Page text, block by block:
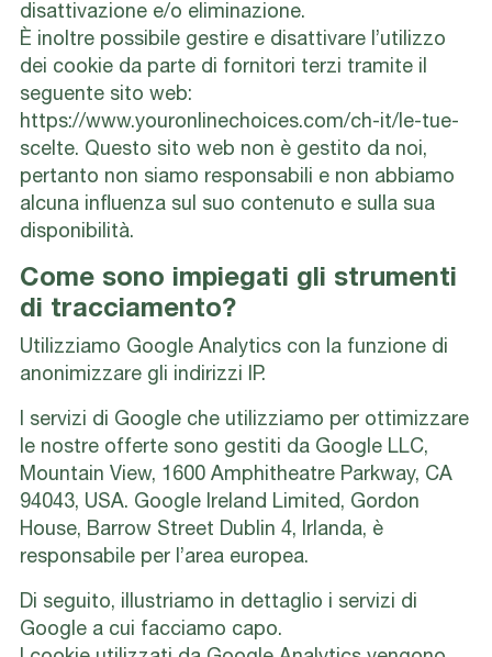
disattivazione e/o eliminazione.
È inoltre possibile gestire e disattivare l’utilizzo
dei cookie da parte di fornitori terzi tramite il
seguente sito web:
https://www.youronlinechoices.com/ch-it/le-tue-
scelte. Questo sito web non è gestito da noi,
pertanto non siamo responsabili e non abbiamo
alcuna influenza sul suo contenuto e sulla sua
disponibilità.
Come sono impiegati gli strumenti
di tracciamento?
Utilizziamo Google Analytics con la funzione di
anonimizzare gli indirizzi IP.
I servizi di Google che utilizziamo per ottimizzare
le nostre offerte sono gestiti da Google LLC,
Mountain View, 1600 Amphitheatre Parkway, CA
94043, USA. Google Ireland Limited, Gordon
House, Barrow Street Dublin 4, Irlanda, è
responsabile per l’area europea.
Di seguito, illustriamo in dettaglio i servizi di
Google a cui facciamo capo.